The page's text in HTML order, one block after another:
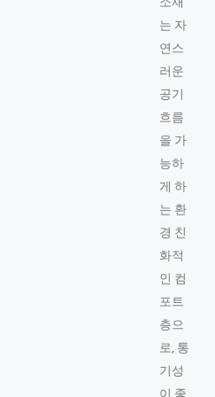
는 자
연스
러운
공기
흐름
을 가
능하
게 하
는 환
경 친
화적
인 컴
포트
층으
로, 통
기성